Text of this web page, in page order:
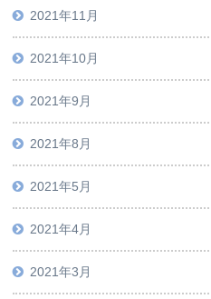
2021年11月
2021年10月
2021年9月
2021年8月
2021年5月
2021年4月
2021年3月